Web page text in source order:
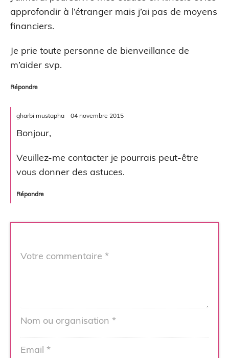
approfondir à l’étranger mais j’ai pas de moyens
financiers.
Je prie toute personne de bienveillance de
m’aider svp.
Répondre
gharbi mustapha 04 novembre 2015
Bonjour,
Veuillez-me contacter je pourrais peut-être
vous donner des astuces.
Répondre